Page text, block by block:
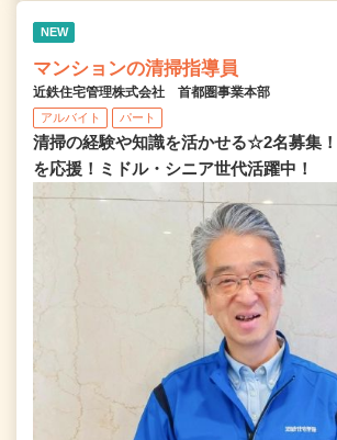
NEW
マンションの清掃指導員
近鉄住宅管理株式会社 首都圏事業本部
アルバイト パート
清掃の経験や知識を活かせる☆2名募集
を応援！ミドル・シニア世代活躍中！